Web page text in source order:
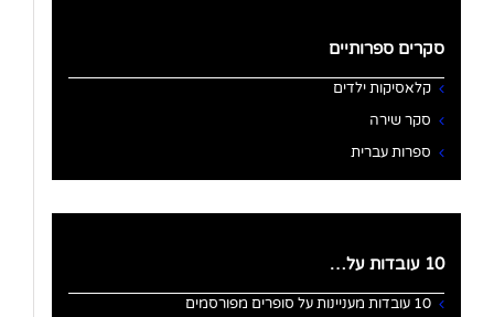
סקרים ספרותיים
קלאסיקות ילדים
סקר שירה
ספרות עברית
10 עובדות על…
10 עובדות מעניינות על סופרים מפורסמים